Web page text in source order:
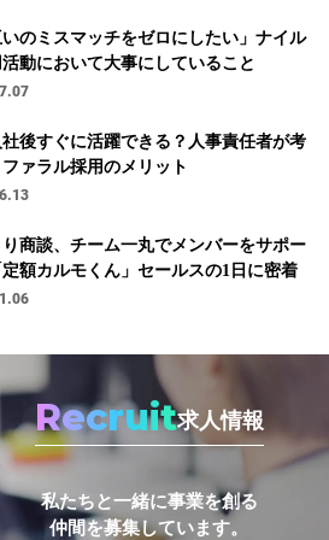
いのミスマッチをゼロにしたい」ナイル
動において大事にしていること
後すぐに活躍できる？人事責任者が考
ファラル採用のメリット
り商談、チーム一丸でメンバーをサポー
定額カルモくん」セールスの1日に密着
Recruit求人情報
私たちと一緒に事業を創る
仲間を募集しています。